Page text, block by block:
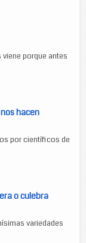
porque antes
hacen
por científicos de
o culebra
variedades